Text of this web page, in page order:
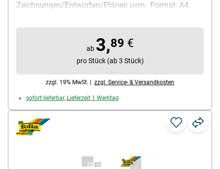
Zeichnungen/Entwürfen/Plänen uvm., Format: A4,
Stiftarten beschreib- und bemalbar, relativ feste
Oberfläche, mit 1 Blatt Millimetepapier zum
Heraustrennen, Papierqualität: 80 g/m², LGA getestet,
Inhalt pro Block: 25 Blatt
ab 3,89 €
pro Stück (ab 3 Stück)
zzgl. 19% MwSt. | zzgl. Service- & Versandkosten
sofort lieferbar, Lieferzeit 1 Werktag